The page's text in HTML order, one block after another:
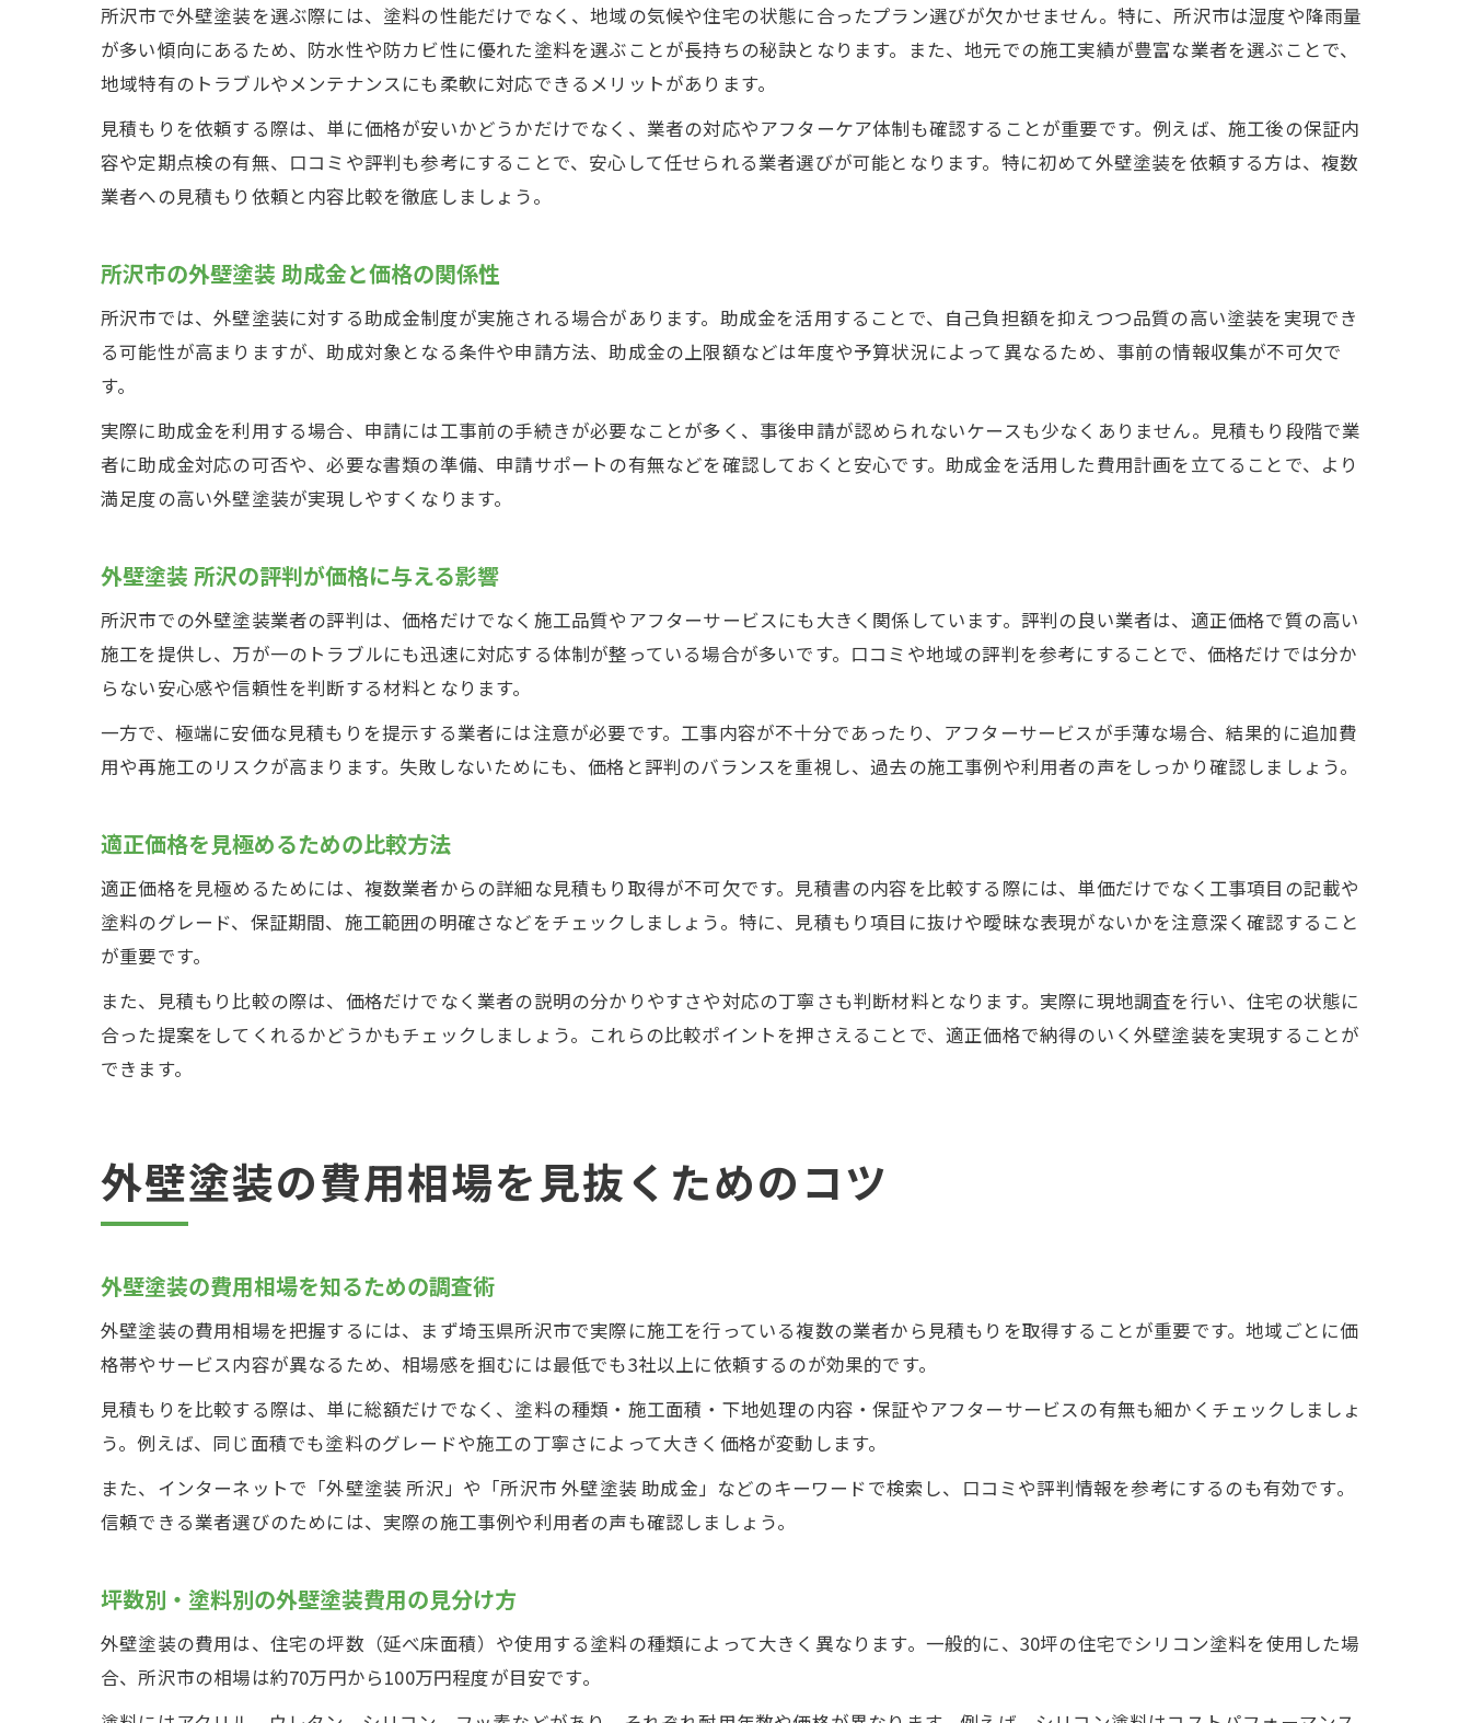
所沢市 外壁塗装 助成金の最新情報解説
外壁塗装と助成金活用で費用を抑えるコツ
助成金申請条件と外壁塗装計画の立て方
外壁塗装の価格比較と補助金の効果的利用
所沢市で外壁塗装プランを選ぶコツ
外壁塗装の評判を見積もり比較に活かす方法
納得できる外壁塗装プランの選び方
信頼できる業者選びの新常識と外壁塗装費用
所沢市で選ばれる外壁塗装業者の特徴
外壁塗装の費用で失敗しない業者選び術
所沢市で外壁塗装を選ぶ際には、塗料の性能だけでなく、地域の気候や住宅の状態に合ったプラン選びが欠かせません。特に、所沢市は湿度や降雨量
が多い傾向にあるため、防水性や防カビ性に優れた塗料を選ぶことが長持ちの秘訣となります。また、地元での施工実績が豊富な業者を選ぶことで、
地域特有のトラブルやメンテナンスにも柔軟に対応できるメリットがあります。
見積もりを依頼する際は、単に価格が安いかどうかだけでなく、業者の対応やアフターケア体制も確認することが重要です。例えば、施工後の保証内
容や定期点検の有無、口コミや評判も参考にすることで、安心して任せられる業者選びが可能となります。特に初めて外壁塗装を依頼する方は、複数
業者への見積もり依頼と内容比較を徹底しましょう。
所沢市の外壁塗装 助成金と価格の関係性
所沢市では、外壁塗装に対する助成金制度が実施される場合があります。助成金を活用することで、自己負担額を抑えつつ品質の高い塗装を実現でき
る可能性が高まりますが、助成対象となる条件や申請方法、助成金の上限額などは年度や予算状況によって異なるため、事前の情報収集が不可欠で
す。
実際に助成金を利用する場合、申請には工事前の手続きが必要なことが多く、事後申請が認められないケースも少なくありません。見積もり段階で業
者に助成金対応の可否や、必要な書類の準備、申請サポートの有無などを確認しておくと安心です。助成金を活用した費用計画を立てることで、より
満足度の高い外壁塗装が実現しやすくなります。
外壁塗装 所沢の評判が価格に与える影響
所沢市での外壁塗装業者の評判は、価格だけでなく施工品質やアフターサービスにも大きく関係しています。評判の良い業者は、適正価格で質の高い
施工を提供し、万が一のトラブルにも迅速に対応する体制が整っている場合が多いです。口コミや地域の評判を参考にすることで、価格だけでは分か
らない安心感や信頼性を判断する材料となります。
一方で、極端に安価な見積もりを提示する業者には注意が必要です。工事内容が不十分であったり、アフターサービスが手薄な場合、結果的に追加費
用や再施工のリスクが高まります。失敗しないためにも、価格と評判のバランスを重視し、過去の施工事例や利用者の声をしっかり確認しましょう。
適正価格を見極めるための比較方法
適正価格を見極めるためには、複数業者からの詳細な見積もり取得が不可欠です。見積書の内容を比較する際には、単価だけでなく工事項目の記載や
塗料のグレード、保証期間、施工範囲の明確さなどをチェックしましょう。特に、見積もり項目に抜けや曖昧な表現がないかを注意深く確認すること
が重要です。
また、見積もり比較の際は、価格だけでなく業者の説明の分かりやすさや対応の丁寧さも判断材料となります。実際に現地調査を行い、住宅の状態に
合った提案をしてくれるかどうかもチェックしましょう。これらの比較ポイントを押さえることで、適正価格で納得のいく外壁塗装を実現することが
できます。
外壁塗装の費用相場を見抜くためのコツ
外壁塗装の費用相場を知るための調査術
外壁塗装の費用相場を把握するには、まず埼玉県所沢市で実際に施工を行っている複数の業者から見積もりを取得することが重要です。地域ごとに価
格帯やサービス内容が異なるため、相場感を掴むには最低でも3社以上に依頼するのが効果的です。
見積もりを比較する際は、単に総額だけでなく、塗料の種類・施工面積・下地処理の内容・保証やアフターサービスの有無も細かくチェックしましょ
う。例えば、同じ面積でも塗料のグレードや施工の丁寧さによって大きく価格が変動します。
また、インターネットで「外壁塗装 所沢」や「所沢市 外壁塗装 助成金」などのキーワードで検索し、口コミや評判情報を参考にするのも有効です。
信頼できる業者選びのためには、実際の施工事例や利用者の声も確認しましょう。
坪数別・塗料別の外壁塗装費用の見分け方
外壁塗装の費用は、住宅の坪数（延べ床面積）や使用する塗料の種類によって大きく異なります。一般的に、30坪の住宅でシリコン塗料を使用した場
合、所沢市の相場は約70万円から100万円程度が目安です。